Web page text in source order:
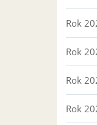
Rok
Rok
Rok
Rok